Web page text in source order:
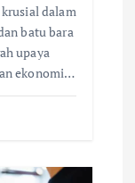
dalam
batu bara
upaya
ekonomi…